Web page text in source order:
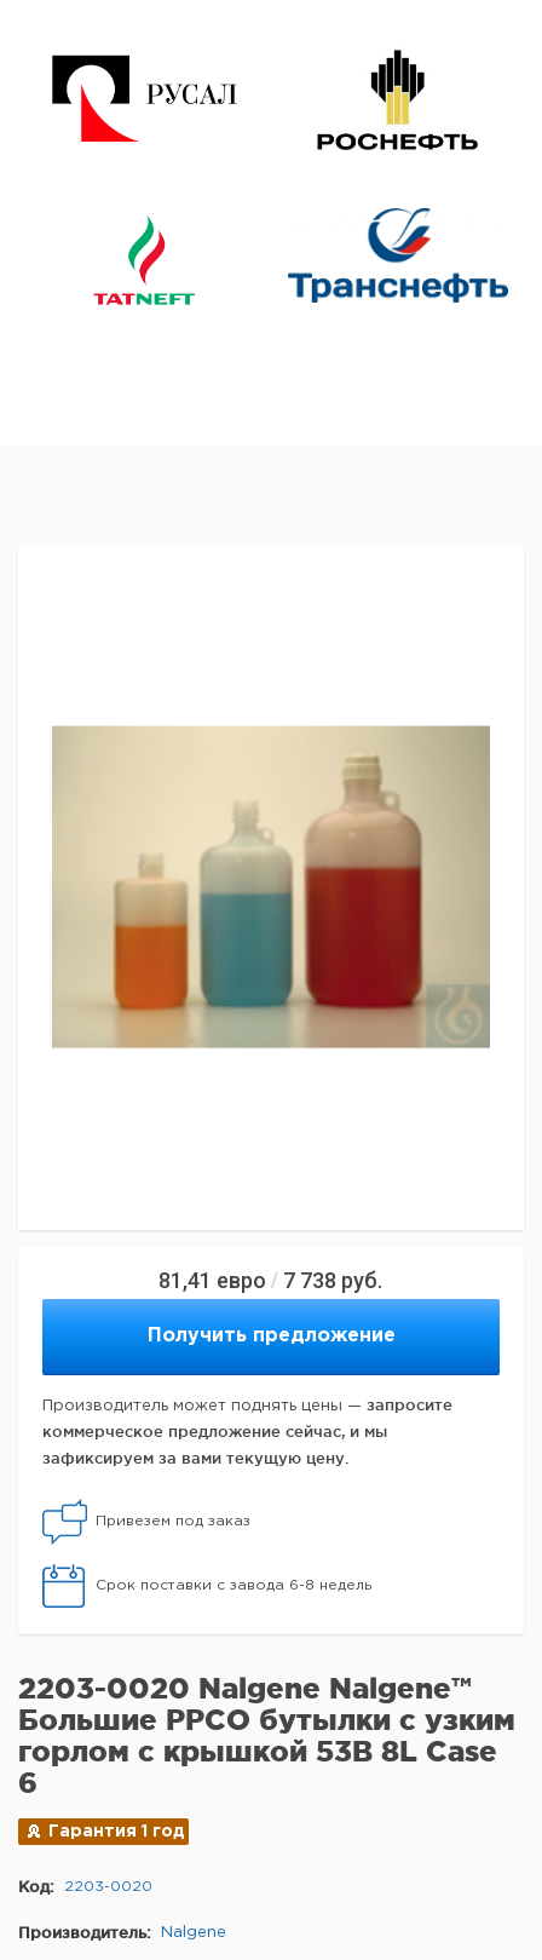
81,41 евро / 7 738 руб.
Получить предложение
Производитель может поднять цены — запросите
коммерческое предложение сейчас, и мы
зафиксируем за вами текущую цену.
Привезем под заказ
Срок поставки с завода 6-8 недель
2203-0020 Nalgene Nalgene™
Большие PPCO бутылки с узким
горлом с крышкой 53B 8L Case
6
Гарантия 1 год
Код: 2203-0020
Производитель: Nalgene